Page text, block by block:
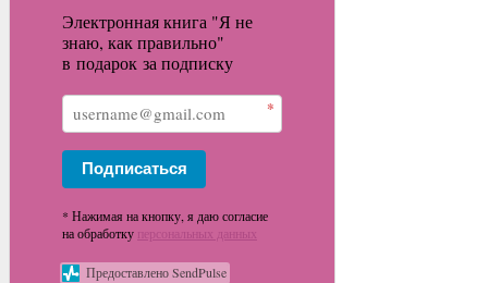
Электронная книга "Я не
знаю, как правильно"
в подарок за подписку
*
Подписаться
* Нажимая на кнопку, я даю согласие
на обработку персональных данных
Предоставлено SendPulse